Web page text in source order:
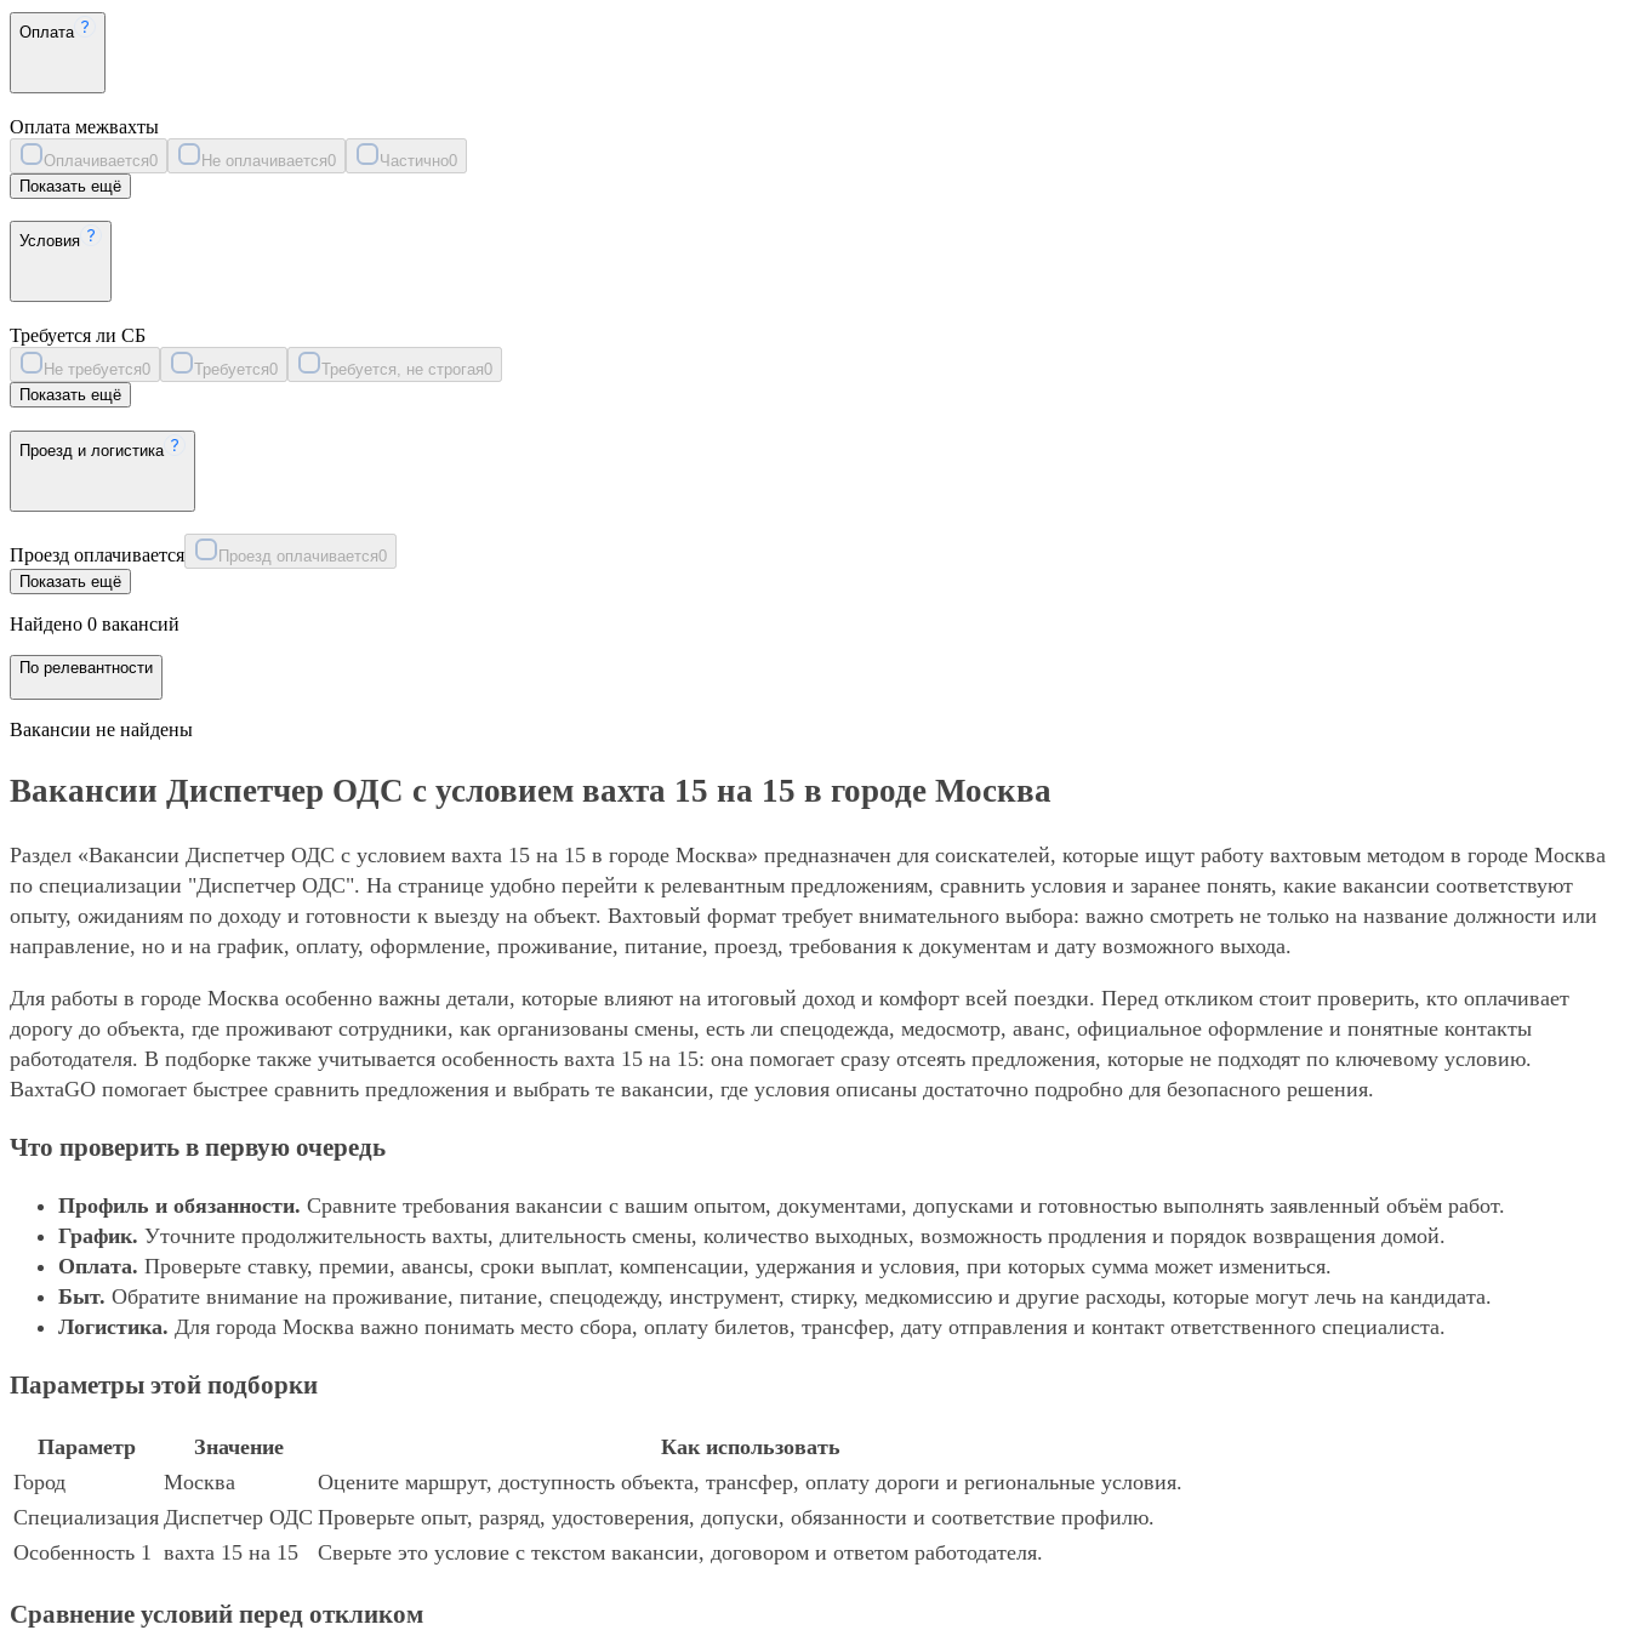
Оплата
Оплата межвахты
Оплачивается0 Не оплачивается0 Частично0
Показать ещё
Условия
Требуется ли СБ
Не требуется0 Требуется0 Требуется, не строгая0
Показать ещё
Проезд и логистика
Проезд оплачивается Проезд оплачивается0
Показать ещё
Найдено 0 вакансий
По релевантности
Вакансии не найдены
Вакансии Диспетчер ОДС с условием вахта 15 на 15 в городе Москва
Раздел «Вакансии Диспетчер ОДС с условием вахта 15 на 15 в городе Москва» предназначен для соискателей, которые ищут работу вахтовым методом в городе Москва
по специализации "Диспетчер ОДС". На странице удобно перейти к релевантным предложениям, сравнить условия и заранее понять, какие вакансии соответствуют
опыту, ожиданиям по доходу и готовности к выезду на объект. Вахтовый формат требует внимательного выбора: важно смотреть не только на название должности или
направление, но и на график, оплату, оформление, проживание, питание, проезд, требования к документам и дату возможного выхода.
Для работы в городе Москва особенно важны детали, которые влияют на итоговый доход и комфорт всей поездки. Перед откликом стоит проверить, кто оплачивает
дорогу до объекта, где проживают сотрудники, как организованы смены, есть ли спецодежда, медосмотр, аванс, официальное оформление и понятные контакты
работодателя. В подборке также учитывается особенность вахта 15 на 15: она помогает сразу отсеять предложения, которые не подходят по ключевому условию.
ВахтаGO помогает быстрее сравнить предложения и выбрать те вакансии, где условия описаны достаточно подробно для безопасного решения.
Что проверить в первую очередь
Профиль и обязанности. Сравните требования вакансии с вашим опытом, документами, допусками и готовностью выполнять заявленный объём работ.
График. Уточните продолжительность вахты, длительность смены, количество выходных, возможность продления и порядок возвращения домой.
Оплата. Проверьте ставку, премии, авансы, сроки выплат, компенсации, удержания и условия, при которых сумма может измениться.
Быт. Обратите внимание на проживание, питание, спецодежду, инструмент, стирку, медкомиссию и другие расходы, которые могут лечь на кандидата.
Логистика. Для города Москва важно понимать место сбора, оплату билетов, трансфер, дату отправления и контакт ответственного специалиста.
Параметры этой подборки
Параметр Значение
Как использовать
Город
Москва
Оцените маршрут, доступность объекта, трансфер, оплату дороги и региональные условия.
Специализация Диспетчер ОДС Проверьте опыт, разряд, удостоверения, допуски, обязанности и соответствие профилю.
Особенность 1 вахта 15 на 15 Сверьте это условие с текстом вакансии, договором и ответом работодателя.
Сравнение условий перед откликом